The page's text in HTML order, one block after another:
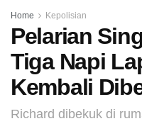
Home Kepolisian
Pelarian
Tiga Napi
Kembali
Richard dibekuk di